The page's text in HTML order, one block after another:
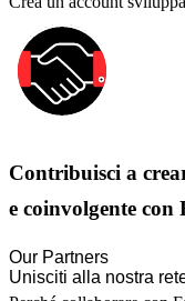
Contribuisci a
e coinvolgente con
Our Partners
Unisciti alla nostra